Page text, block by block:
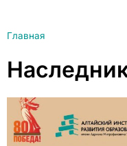
Главная